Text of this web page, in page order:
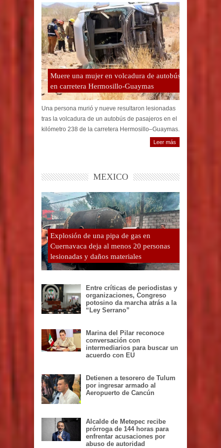
Muere una mujer en volcadura de autobús
en carretera Hermosillo-Guaymas
Una persona murió y nueve resultaron lesionadas
tras la volcadura de un autobús de pasajeros en el
kilómetro 238 de la carretera Hermosillo–Guaymas.
Leer más
MEXICO
Explosión de una pipa de gas en
Cuernavaca deja al menos 20 personas
lesionadas y daños materiales
Entre críticas de periodistas y
organizaciones, Congreso
potosino da marcha atrás a la
“Ley Serrano”
Marina del Pilar reconoce
conversación con
intermediarios para buscar un
acuerdo con EU
Detienen a tesorero de Tulum
por ingresar armado al
Aeropuerto de Cancún
Alcalde de Metepec recibe
prórroga de 144 horas para
enfrentar acusaciones por
abuso de autoridad